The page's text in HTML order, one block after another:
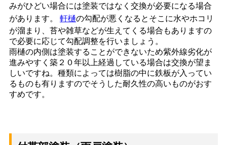
みがひどい場合には塗装ではなく交換が必要になる場合
があります。 軒樋の勾配が悪くなるとそこに水やホコリ
が溜まり、苔や雑草などが生えてくる場合もありますの
で必要に応じて勾配調整を行いましょう。
雨樋の内側は塗装することができないため紫外線劣化が
進みやすく築２０年以上経過している場合は交換が望ま
しいですね。種類によっては樹脂の中に鉄板が入ってい
るものも有りますのでそうした耐久性の高いものがおす
すめです。